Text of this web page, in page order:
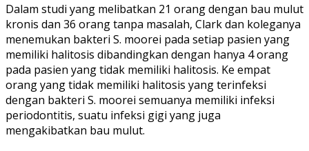
Dalam studi yang melibatkan 21 orang dengan bau mulut
kronis dan 36 orang tanpa masalah, Clark dan koleganya
menemukan bakteri S. moorei pada setiap pasien yang
memiliki halitosis dibandingkan dengan hanya 4 orang
pada pasien yang tidak memiliki halitosis. Ke empat
orang yang tidak memiliki halitosis yang terinfeksi
dengan bakteri S. moorei semuanya memiliki infeksi
periodontitis, suatu infeksi gigi yang juga
mengakibatkan bau mulut.